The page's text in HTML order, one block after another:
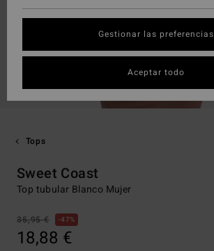
Tops
Sweet Coast
Top tubular Blanco Mujer
35,95 € 47%
18,88 €
Gestionar las preferencias
Aceptar todo